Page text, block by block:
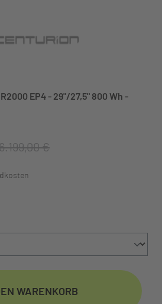
EP4 - 29"/27,5" 800 Wh -
€
WARENKORB